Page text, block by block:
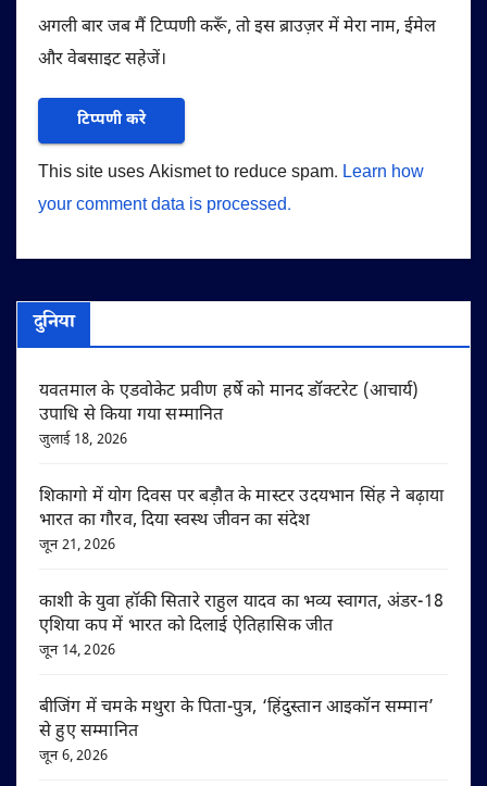
अगली बार जब मैं टिप्पणी करूँ, तो इस ब्राउज़र में मेरा नाम, ईमेल
और वेबसाइट सहेजें।
This site uses Akismet to reduce spam. Learn how
your comment data is processed.
दुनिया
यवतमाल के एडवोकेट प्रवीण हर्षे को मानद डॉक्टरेट (आचार्य)
उपाधि से किया गया सम्मानित
जुलाई 18, 2026
शिकागो में योग दिवस पर बड़ौत के मास्टर उदयभान सिंह ने बढ़ाया
भारत का गौरव, दिया स्वस्थ जीवन का संदेश
जून 21, 2026
काशी के युवा हॉकी सितारे राहुल यादव का भव्य स्वागत, अंडर-18
एशिया कप में भारत को दिलाई ऐतिहासिक जीत
जून 14, 2026
बीजिंग में चमके मथुरा के पिता-पुत्र, ‘हिंदुस्तान आइकॉन सम्मान’
से हुए सम्मानित
जून 6, 2026